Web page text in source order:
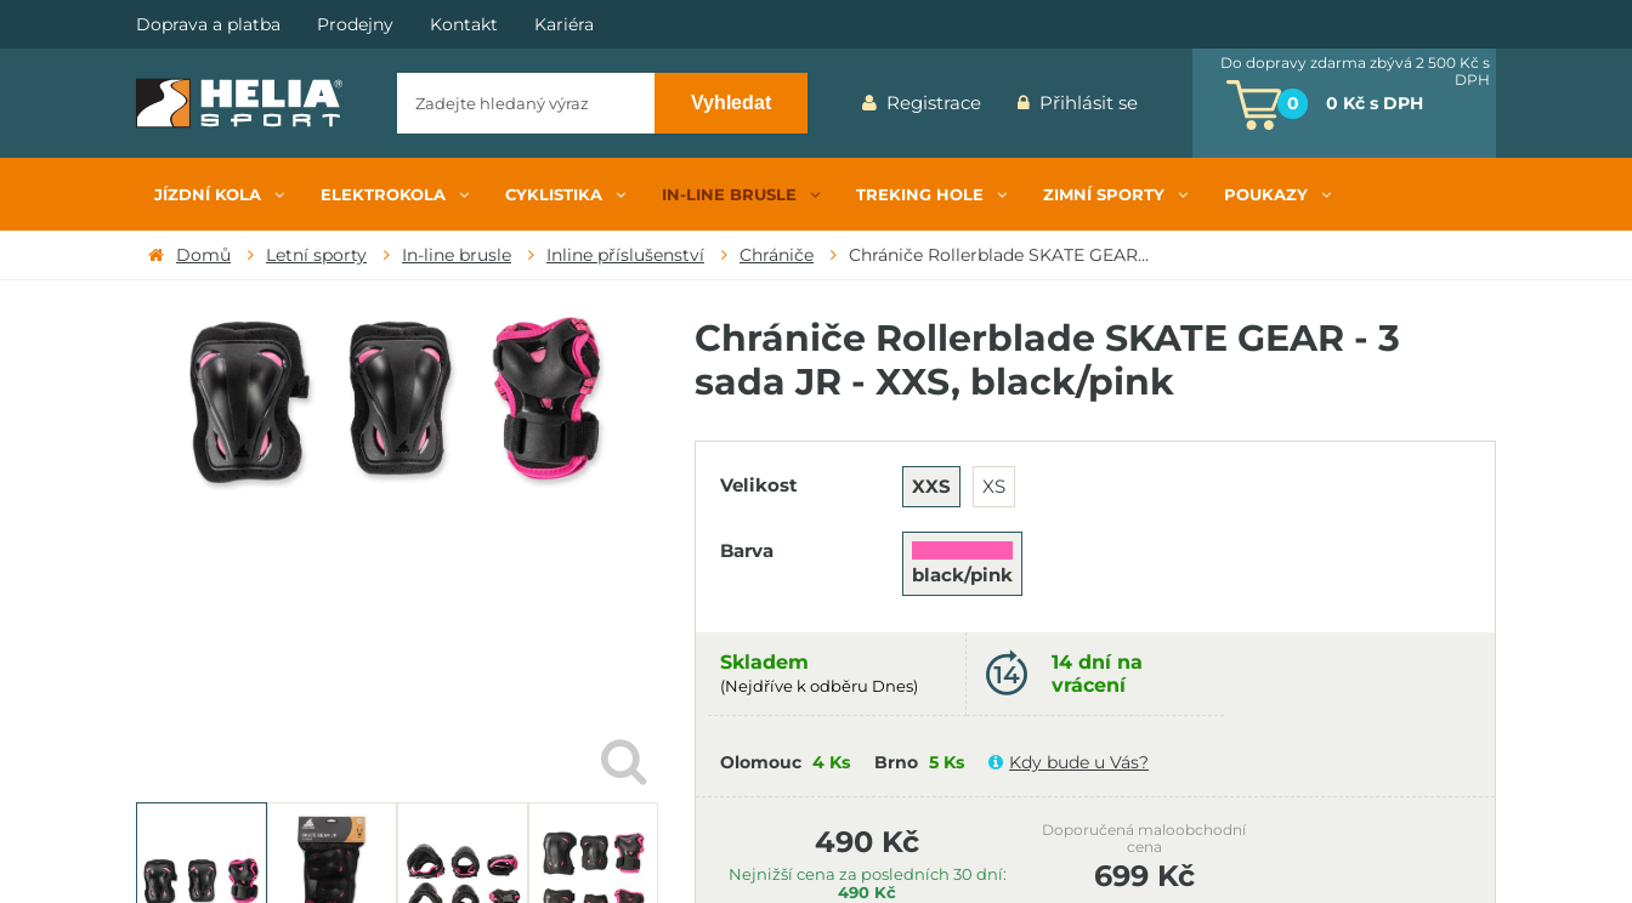
Doprava a platba Prodejny Kontakt Kariéra
Vyhledat Registrace Přihlásit se 0 0 Kč s DPH
Do dopravy zdarma zbývá 2 500 Kč s
DPH
JÍZDNÍ KOLA ELEKTROKOLA CYKLISTIKA IN-LINE BRUSLE TREKING HOLE ZIMNÍ SPORTY POUKAZY
Domů Letní sporty In-line brusle Inline příslušenství Chrániče Chrániče Rollerblade SKATE GEAR...
Chrániče Rollerblade SKATE GEAR - 3
sada JR - XXS, black/pink
Velikost XXS XS
Barva
black/pink
Skladem
(Nejdříve k odběru Dnes)
14 dní na
vrácení
Olomouc 4 Ks Brno 5 Ks Kdy bude u Vás?
490 Kč
Nejnižší cena za posledních 30 dní:
490 Kč
Doporučená maloobchodní
cena
699 Kč